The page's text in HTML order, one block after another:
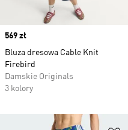
Price
569 zł
Bluza dresowa Cable Knit
Firebird
Damskie Originals
3 kolory